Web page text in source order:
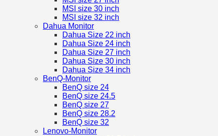
MSI size 30 inch
MSI size 32 inch
Dahua Monitor
Dahua Size 22 inch
Dahua Size 24 inch
Dahua Size 27 inch
Dahua Size 30 inch
Dahua Size 34 inch
BenQ-Monitor
BenQ size 24
BenQ size 24.5
BenQ size 27
BenQ size 28.2
BenQ size 32
Lenovo-Monitor